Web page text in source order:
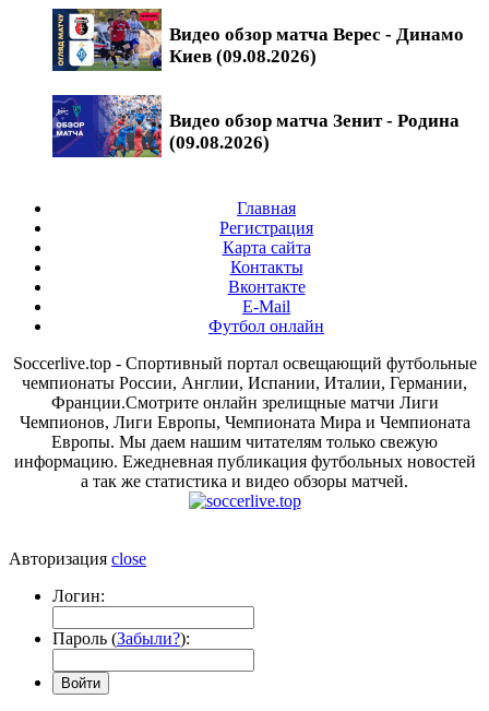
Видео обзор матча Верес - Динамо
Киев (09.08.2026)
Видео обзор матча Зенит - Родина
(09.08.2026)
Главная
Регистрация
Карта сайта
Контакты
Вконтакте
E-Mail
Футбол онлайн
Soccerlive.top - Спортивный портал освещающий футбольные
чемпионаты России, Англии, Испании, Италии, Германии,
Франции.Смотрите онлайн зрелищные матчи Лиги
Чемпионов, Лиги Европы, Чемпионата Мира и Чемпионата
Европы. Мы даем нашим читателям только свежую
информацию. Ежедневная публикация футбольных новостей
а так же статистика и видео обзоры матчей.
Авторизация close
Логин:
Пароль (Забыли?):
Войти